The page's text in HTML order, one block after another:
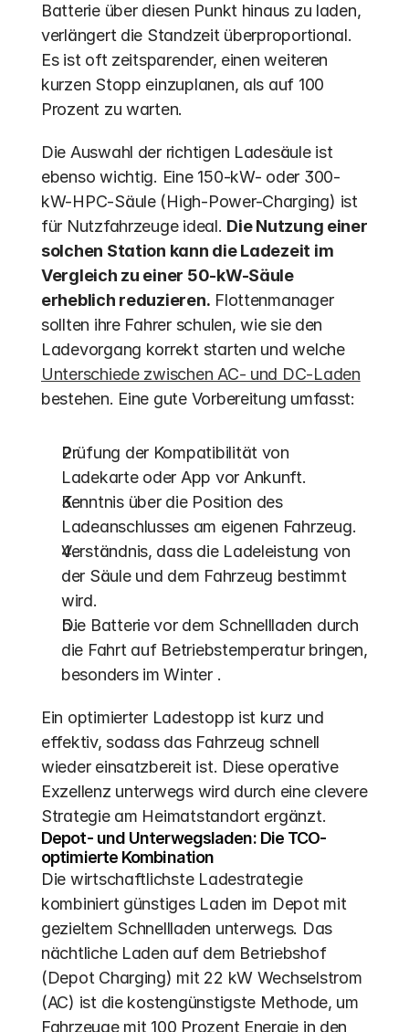
Batterie über diesen Punkt hinaus zu laden,
verlängert die Standzeit überproportional.
Es ist oft zeitsparender, einen weiteren
kurzen Stopp einzuplanen, als auf 100
Prozent zu warten.
Die Auswahl der richtigen Ladesäule ist
ebenso wichtig. Eine 150-kW- oder 300-
kW-HPC-Säule (High-Power-Charging) ist
für Nutzfahrzeuge ideal. Die Nutzung einer
solchen Station kann die Ladezeit im
Vergleich zu einer 50-kW-Säule
erheblich reduzieren. Flottenmanager
sollten ihre Fahrer schulen, wie sie den
Ladevorgang korrekt starten und welche
Unterschiede zwischen AC- und DC-Laden
bestehen. Eine gute Vorbereitung umfasst:
Prüfung der Kompatibilität von
Ladekarte oder App vor Ankunft.
Kenntnis über die Position des
Ladeanschlusses am eigenen Fahrzeug.
Verständnis, dass die Ladeleistung von
der Säule und dem Fahrzeug bestimmt
wird.
Die Batterie vor dem Schnellladen durch
die Fahrt auf Betriebstemperatur bringen,
besonders im Winter .
Ein optimierter Ladestopp ist kurz und
effektiv, sodass das Fahrzeug schnell
wieder einsatzbereit ist. Diese operative
Exzellenz unterwegs wird durch eine clevere
Strategie am Heimatstandort ergänzt.
Depot- und Unterwegsladen: Die TCO-
optimierte Kombination
Die wirtschaftlichste Ladestrategie
kombiniert günstiges Laden im Depot mit
gezieltem Schnellladen unterwegs. Das
nächtliche Laden auf dem Betriebshof
(Depot Charging) mit 22 kW Wechselstrom
(AC) ist die kostengünstigste Methode, um
Fahrzeuge mit 100 Prozent Energie in den